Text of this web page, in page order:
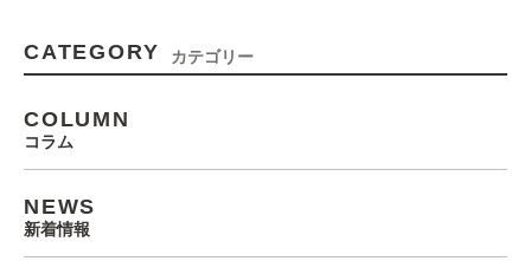
CATEGORY カテゴリー
COLUMN
コラム
NEWS
新着情報